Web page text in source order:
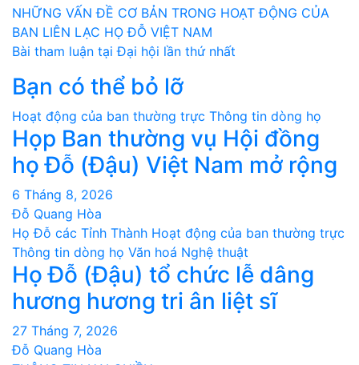
Điều
hướng
bài
viết
NHỮNG VẤN ĐỀ CƠ BẢN TRONG HOẠT ĐỘNG CỦA
BAN LIÊN LẠC HỌ ĐỖ VIỆT NAM
Bài tham luận tại Đại hội lần thứ nhất
Bạn có thể bỏ lỡ
Hoạt động của ban thường trực Thông tin dòng họ
Họp Ban thường vụ Hội đồng
họ Đỗ (Đậu) Việt Nam mở rộng
6 Tháng 8, 2026
Đỗ Quang Hòa
Họ Đỗ các Tỉnh Thành Hoạt động của ban thường trực
Thông tin dòng họ Văn hoá Nghệ thuật
Họ Đỗ (Đậu) tổ chức lễ dâng
hương hương tri ân liệt sĩ
27 Tháng 7, 2026
Đỗ Quang Hòa